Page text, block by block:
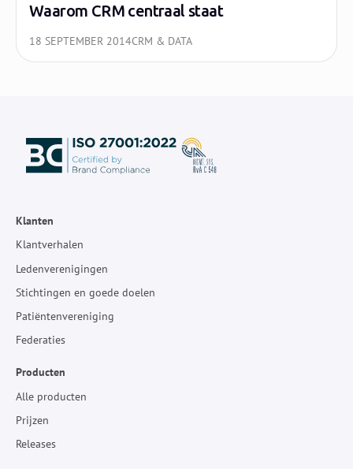
Waarom CRM centraal staat
18 SEPTEMBER 2014CRM & DATA
Klanten
Klantverhalen
Ledenverenigingen
Stichtingen en goede doelen
Patiëntenvereniging
Federaties
Producten
Alle producten
Prijzen
Releases